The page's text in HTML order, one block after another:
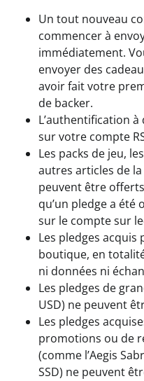
Un tout nouveau
commencer à
immédiatement.
envoyer des
avoir fait votre
de backer.
L’authentification
sur votre compte
Les packs de jeu,
autres articles de
peuvent être
qu’un pledge a été
sur le compte sur
Les pledges acquis
boutique, en
ni données ni
Les pledges de
USD) ne peuvent
Les pledges
promotions ou de
(comme l’Aegis
SSD) ne peuvent